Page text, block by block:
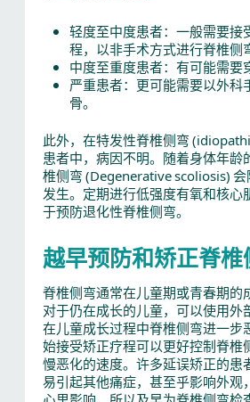
轻度至中度患者：一般需要接
程，以非手术方式进行脊椎侧
中度至重度患者：有可能需要
严重患者：更可能需要以外科
骨。
此外，在特发性脊椎侧弯
患者中，病因不明。随着身体年龄
椎侧弯 (Degenerative scoliosis)
发生。定期进行低强度有氧和核心
于预防退化性脊椎侧弯。
越早预防和矫正脊
脊椎侧弯通常在儿童期或青春期的
对于仍在成长的儿童，可以使用外
在儿童成长过程中脊椎侧弯进一步
始接受矫正疗程可以更好控制脊椎
慢恶化的速度。许多延误矫正的患
易引起其他痛症，甚至乎影响外观